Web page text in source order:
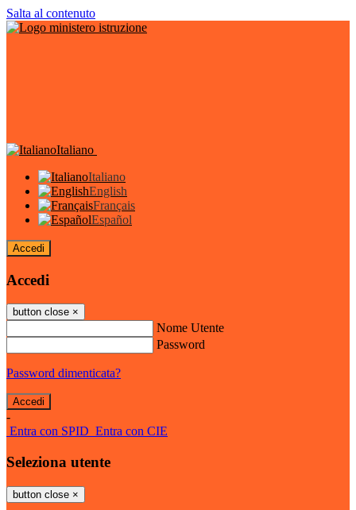
Salta al contenuto
Italiano
Italiano
English
Français
Español
Accedi
Accedi
button close ×
Nome Utente
Password
Password dimenticata?
-
Entra con SPID Entra con CIE
Seleziona utente
button close ×